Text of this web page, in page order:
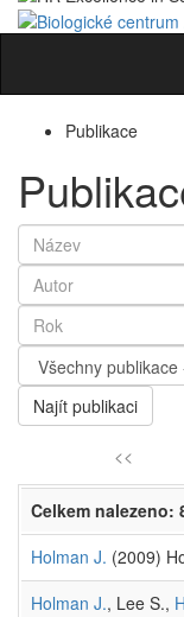
Publikace
Najít publikaci
<<
Celkem nalezeno:
Holman J. (2009)
Holman J., Lee S.,